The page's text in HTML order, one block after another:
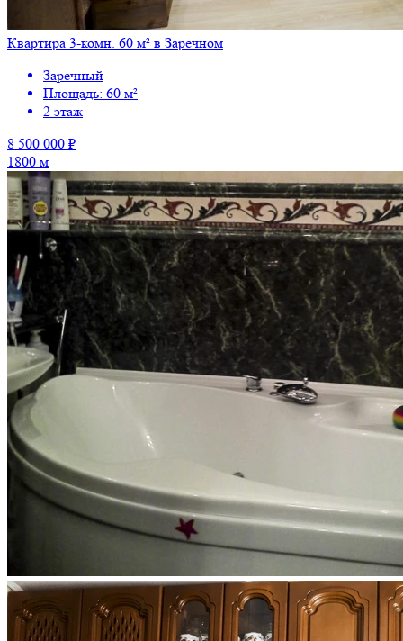
Квартира 3-комн. 60 м² в Заречном
Заречный
Площадь: 60 м²
2 этаж
8 500 000 ₽
1800 м